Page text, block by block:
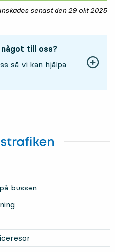
senast den 29 okt 2025
till oss?
så vi kan hjälpa
bussen